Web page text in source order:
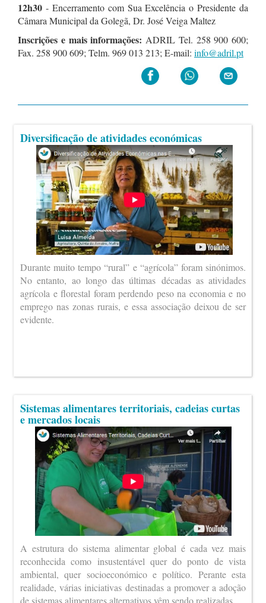
12h30 - Encerramento com Sua Excelência o Presidente da
Câmara Municipal da Golegã, Dr. José Veiga Maltez
Inscrições e mais informações: ADRIL Tel. 258 900 600;
Fax. 258 900 609; Telm. 969 013 213; E-mail: info@adril.pt
Diversificação de atividades económicas
Durante muito tempo “rural” e “agrícola” foram sinónimos.
No entanto, ao longo das últimas décadas as atividades
agrícola e florestal foram perdendo peso na economia e no
emprego nas zonas rurais, e essa associação deixou de ser
evidente.
Sistemas alimentares territoriais, cadeias curtas
e mercados locais
A estrutura do sistema alimentar global é cada vez mais
reconhecida como insustentável quer do ponto de vista
ambiental, quer socioeconómico e político. Perante esta
realidade, várias iniciativas destinadas a promover a adoção
de sistemas alimentares alternativos vêm sendo realizadas.